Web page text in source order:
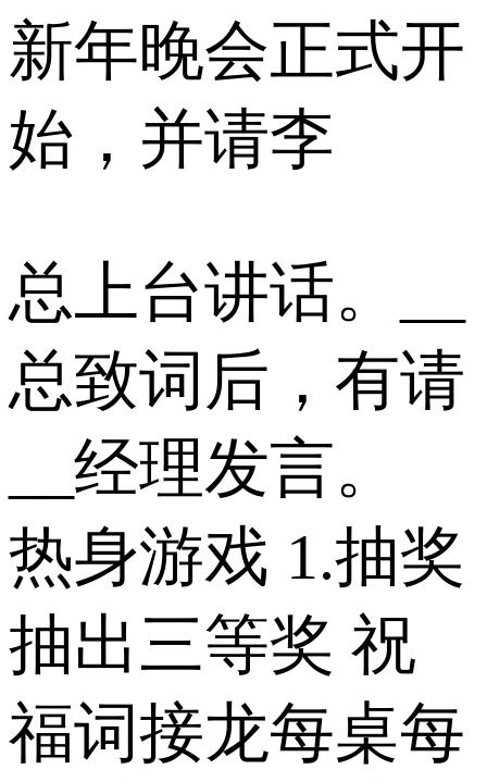
新年晚会正式开
始，并请李
总上台讲话。__
总致词后，有请
__经理发言。
热身游戏 1.抽奖
抽出三等奖 祝
福词接龙每桌每